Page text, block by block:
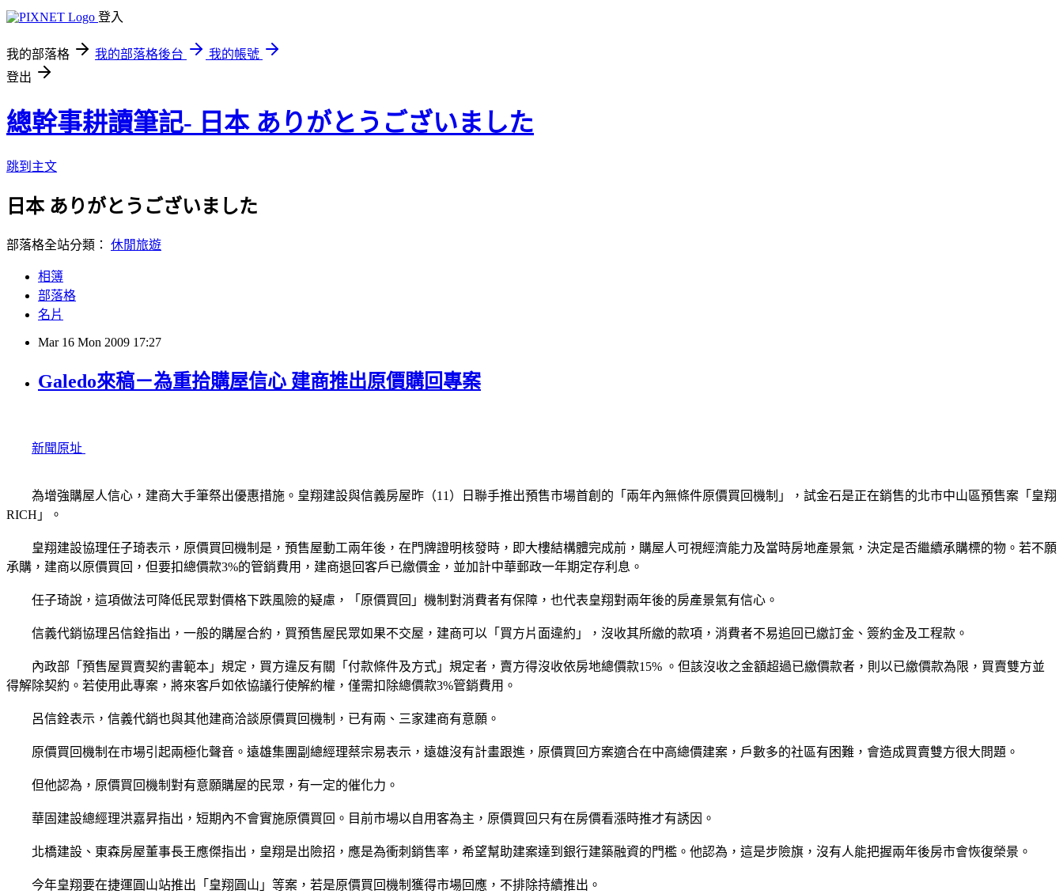
登入
我的部落格 我的部落格後台
我的帳號
登出
總幹事耕讀筆記- 日本 ありがとうございました
跳到主文
日本 ありがとうございました
部落格全站分類： 休閒旅遊
相簿
部落格
名片
Mar 16 Mon 2009 17:27
Galedo來稿－為重拾購屋信心 建商推出原價購回專案
新聞原址
為增強購屋人信心，建商大手筆祭出優惠措施。皇翔建設與信義房屋昨（11）日聯手推出預售市場首創的「兩年內無條件原價買回機制」，試金石是正在銷售的北市中山區預售案「皇翔
RICH」。
皇翔建設協理任子琦表示，原價買回機制是，預售屋動工兩年後，在門牌證明核發時，即大樓結構體完成前，購屋人可視經濟能力及當時房地產景氣，決定是否繼續承購標的物。若不願
承購，建商以原價買回，但要扣總價款3%的管銷費用，建商退回客戶已繳價金，並加計中華郵政一年期定存利息。
任子琦說，這項做法可降低民眾對價格下跌風險的疑慮，「原價買回」機制對消費者有保障，也代表皇翔對兩年後的房產景氣有信心。
信義代銷協理呂信銓指出，一般的購屋合約，買預售屋民眾如果不交屋，建商可以「買方片面違約」，沒收其所繳的款項，消費者不易追回已繳訂金、簽約金及工程款。
內政部「預售屋買賣契約書範本」規定，買方違反有關「付款條件及方式」規定者，賣方得沒收依房地總價款15% 。但該沒收之金額超過已繳價款者，則以已繳價款為限，買賣雙方並
得解除契約。若使用此專案，將來客戶如依協議行使解約權，僅需扣除總價款3%管銷費用。
呂信銓表示，信義代銷也與其他建商洽談原價買回機制，已有兩、三家建商有意願。
原價買回機制在市場引起兩極化聲音。遠雄集團副總經理蔡宗易表示，遠雄沒有計畫跟進，原價買回方案適合在中高總價建案，戶數多的社區有困難，會造成買賣雙方很大問題。
但他認為，原價買回機制對有意願購屋的民眾，有一定的催化力。
華固建設總經理洪嘉昇指出，短期內不會實施原價買回。目前市場以自用客為主，原價買回只有在房價看漲時推才有誘因。
北橋建設、東森房屋董事長王應傑指出，皇翔是出險招，應是為衝刺銷售率，希望幫助建案達到銀行建築融資的門檻。他認為，這是步險旗，沒有人能把握兩年後房市會恢復榮景。
今年皇翔要在捷運圓山站推出「皇翔圓山」等案，若是原價買回機制獲得市場回應，不排除持續推出。